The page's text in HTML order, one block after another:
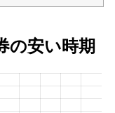
の安い時期